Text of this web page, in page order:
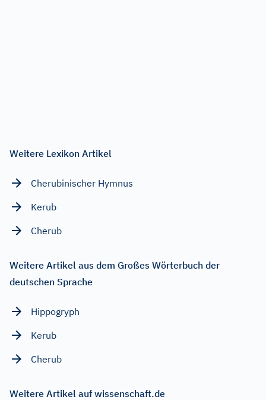
Weitere Lexikon Artikel
Cherubinischer Hymnus
Kerub
Cherub
Weitere Artikel aus dem Großes Wörterbuch der
deutschen Sprache
Hippogryph
Kerub
Cherub
Weitere Artikel auf wissenschaft.de